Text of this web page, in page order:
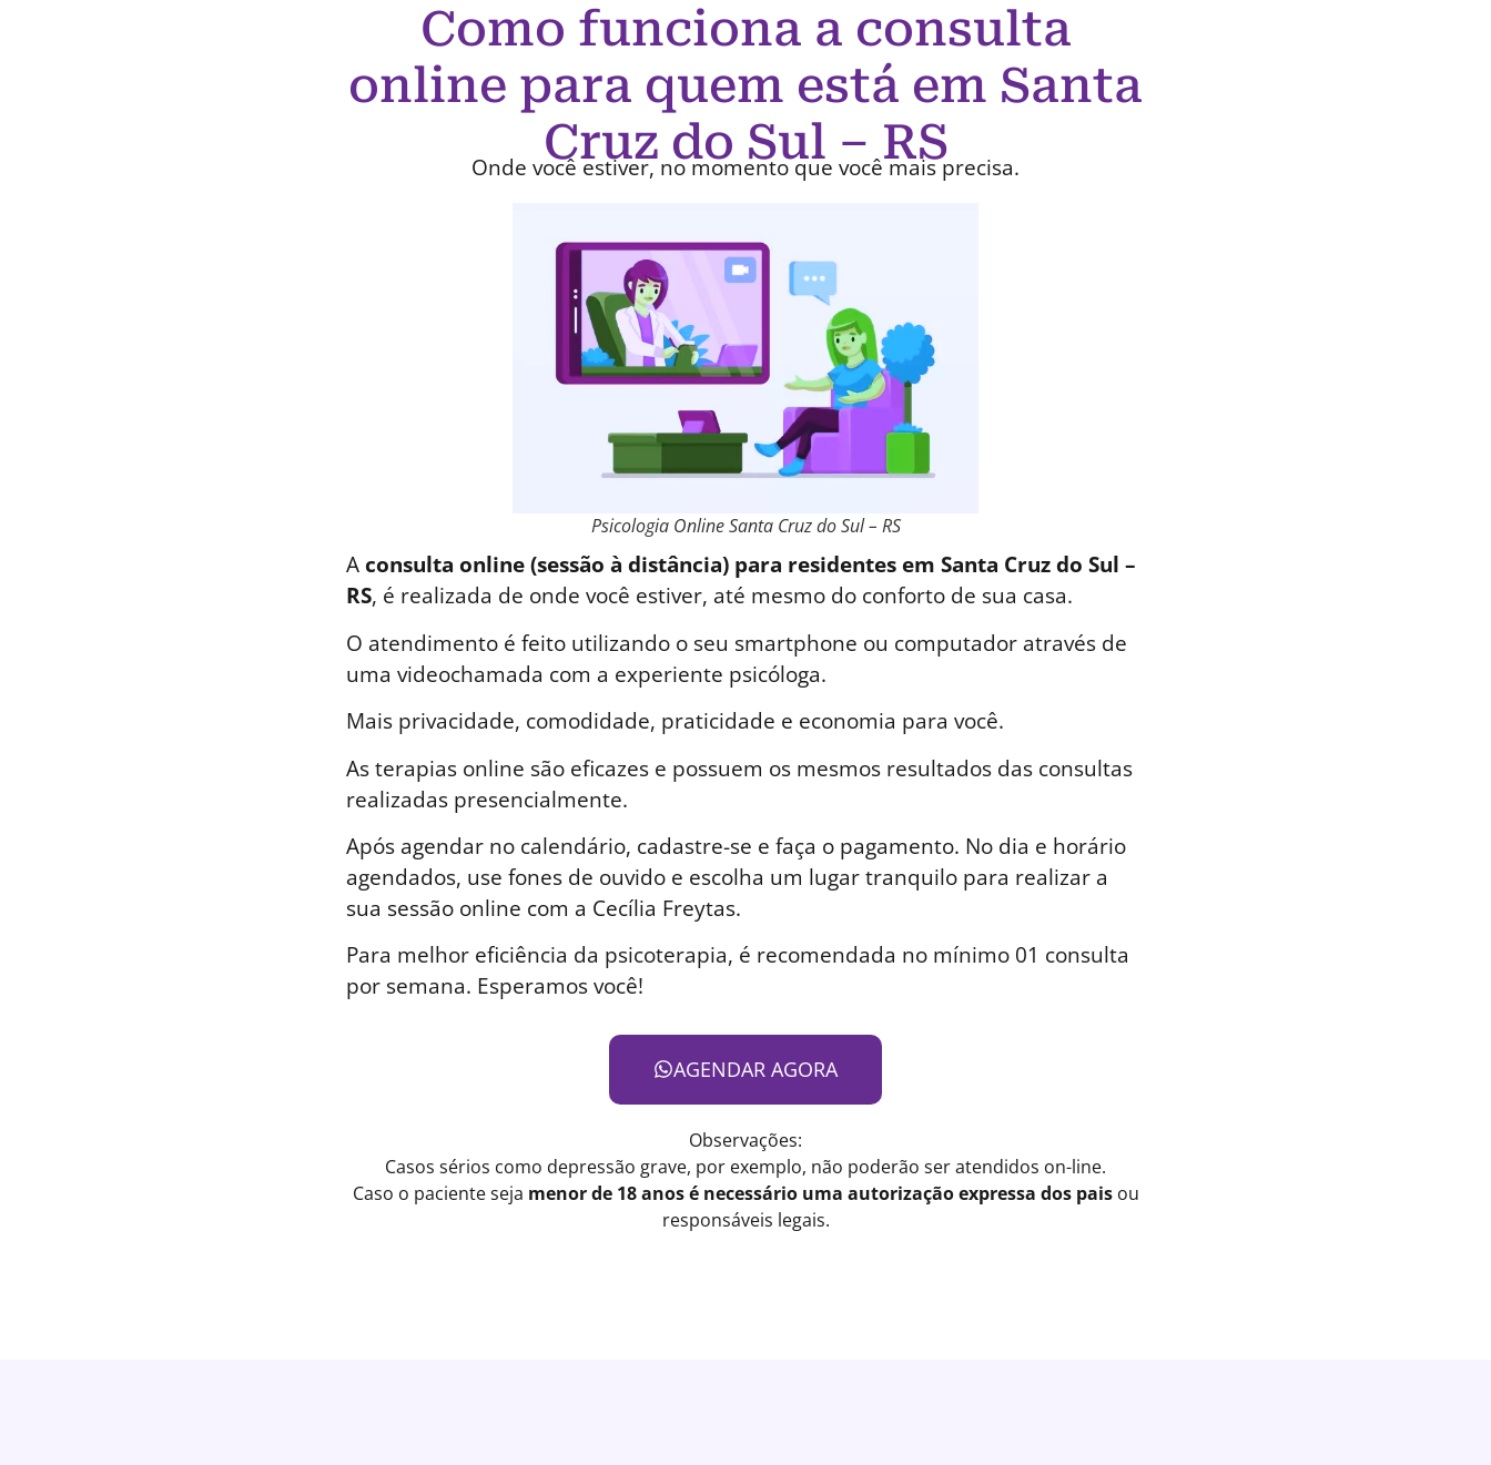
Como funciona a consulta
online para quem está em Santa
Cruz do Sul – RS
Onde você estiver, no momento que você mais precisa.
Psicologia Online Santa Cruz do Sul – RS
Aconsulta online (sessão à distância) para residentes em Santa Cruz do Sul –
RS, é realizada de onde você estiver, até mesmo do conforto de sua casa.
O atendimento é feito utilizando o seu smartphone ou computador através de
uma videochamada com a experiente psicóloga.
Mais privacidade, comodidade, praticidade e economia para você.
As terapias online são eficazes e possuem os mesmos resultados das consultas
realizadas presencialmente.
Após agendar no calendário, cadastre-se e faça o pagamento. No dia e horário
agendados, use fones de ouvido e escolha um lugar tranquilo para realizar a
sua sessão online com a Cecília Freytas.
Para melhor eficiência da psicoterapia, é recomendada no mínimo 01 consulta
por semana. Esperamos você!
AGENDAR AGORA
Observações:
Casos sérios como depressão grave, por exemplo, não poderão ser atendidos on-line.
Caso o paciente seja menor de 18 anos é necessário uma autorização expressa dos paisou
responsáveis legais.